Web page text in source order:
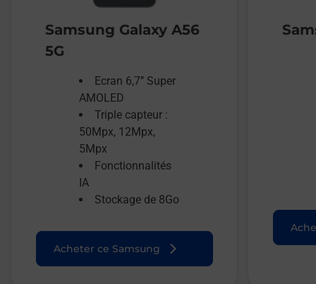
Samsung Galaxy A56
5G
Ecran 6,7’’ Super
AMOLED
Triple capteur :
50Mpx, 12Mpx,
5Mpx
Fonctionnalités
IA
Stockage de 8Go
Acheter ce Samsung